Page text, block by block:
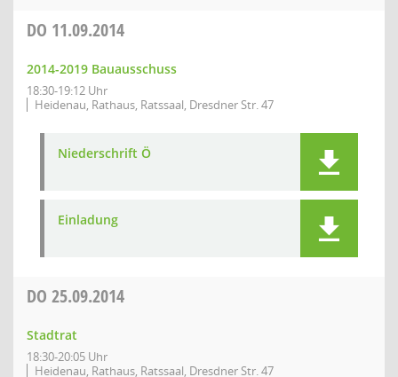
DO 11.09.2014
2014-2019 Bauausschuss
18:30-19:12 Uhr
Heidenau, Rathaus, Ratssaal, Dresdner Str. 47
Niederschrift Ö
Einladung
DO 25.09.2014
Stadtrat
18:30-20:05 Uhr
Heidenau, Rathaus, Ratssaal, Dresdner Str. 47